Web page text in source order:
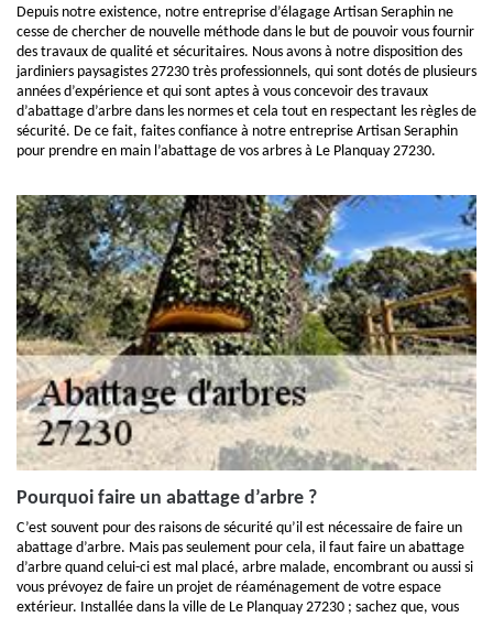
Depuis notre existence, notre entreprise d’élagage Artisan Seraphin ne
cesse de chercher de nouvelle méthode dans le but de pouvoir vous fournir
des travaux de qualité et sécuritaires. Nous avons à notre disposition des
jardiniers paysagistes 27230 très professionnels, qui sont dotés de plusieurs
années d’expérience et qui sont aptes à vous concevoir des travaux
d’abattage d’arbre dans les normes et cela tout en respectant les règles de
sécurité. De ce fait, faites confiance à notre entreprise Artisan Seraphin
pour prendre en main l’abattage de vos arbres à Le Planquay 27230.
Pourquoi faire un abattage d’arbre ?
C’est souvent pour des raisons de sécurité qu’il est nécessaire de faire un
abattage d’arbre. Mais pas seulement pour cela, il faut faire un abattage
d’arbre quand celui-ci est mal placé, arbre malade, encombrant ou aussi si
vous prévoyez de faire un projet de réaménagement de votre espace
extérieur. Installée dans la ville de Le Planquay 27230 ; sachez que, vous